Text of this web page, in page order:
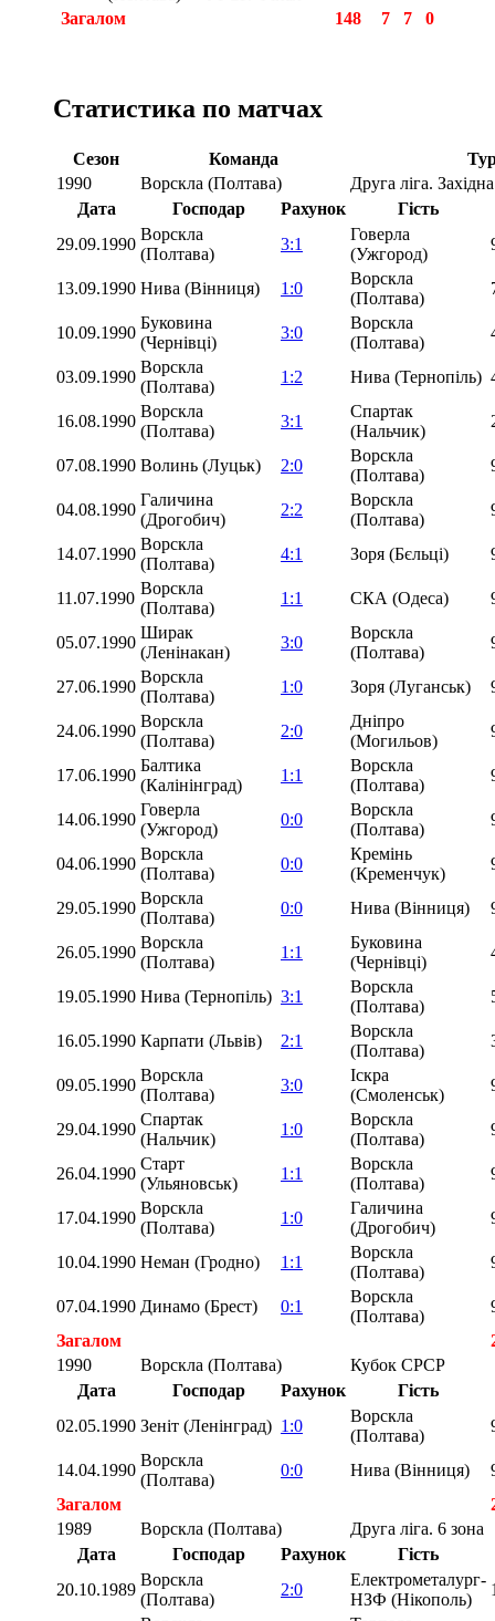
Загалом
148 7 7 0
Статистика по матчах
Сезон Команда
1990
Ворскла (Полтава)
Друга ліга.
Дата
Господар Рахунок
Гість
29.09.1990
Ворскла
(Полтава)
3:1
Говерла
(Ужгород)
13.09.1990 Нива (Вінниця) 1:0
Ворскла
(Полтава)
10.09.1990
Буковина
(Чернівці)
3:0
Ворскла
(Полтава)
03.09.1990
Ворскла
(Полтава)
1:2 Нива (Тернопіль)
16.08.1990
Ворскла
(Полтава)
3:1
Спартак
(Нальчик)
07.08.1990 Волинь (Луцьк) 2:0
Ворскла
(Полтава)
04.08.1990
Галичина
(Дрогобич)
2:2
Ворскла
(Полтава)
14.07.1990
Ворскла
(Полтава)
4:1 Зоря (Бєльці)
11.07.1990
Ворскла
(Полтава)
1:1 СКА (Одеса)
05.07.1990
Ширак
(Ленінакан)
3:0
Ворскла
(Полтава)
27.06.1990
Ворскла
(Полтава)
1:0 Зоря (Луганськ)
24.06.1990
Ворскла
(Полтава)
2:0
Дніпро
(Могильов)
17.06.1990
Балтика
(Калінінград)
1:1
Ворскла
(Полтава)
14.06.1990
Говерла
(Ужгород)
0:0
Ворскла
(Полтава)
04.06.1990
Ворскла
(Полтава)
0:0
Кремінь
(Кременчук)
29.05.1990
Ворскла
(Полтава)
0:0 Нива (Вінниця)
26.05.1990
Ворскла
(Полтава)
1:1
Буковина
(Чернівці)
19.05.1990 Нива (Тернопіль) 3:1
Ворскла
(Полтава)
16.05.1990 Карпати (Львів) 2:1
Ворскла
(Полтава)
09.05.1990
Ворскла
(Полтава)
3:0
Іскра
(Смоленськ)
29.04.1990
Спартак
(Нальчик)
1:0
Ворскла
(Полтава)
26.04.1990
Старт
(Ульяновськ)
1:1
Ворскла
(Полтава)
17.04.1990
Ворскла
(Полтава)
1:0
Галичина
(Дрогобич)
10.04.1990 Неман (Гродно) 1:1
Ворскла
(Полтава)
07.04.1990 Динамо (Брест) 0:1
Ворскла
(Полтава)
Загалом
1990
Ворскла (Полтава)
Кубок СРСР
Дата
Господар Рахунок
Гість
02.05.1990 Зеніт (Ленінград) 1:0
Ворскла
(Полтава)
14.04.1990
Ворскла
(Полтава)
0:0 Нива (Вінниця)
Загалом
1989
Ворскла (Полтава)
Друга ліга. 6 зона
Дата
Господар Рахунок
Гість
20.10.1989
Ворскла
(Полтава)
2:0
Електрометалург-
НЗФ (Нікополь)